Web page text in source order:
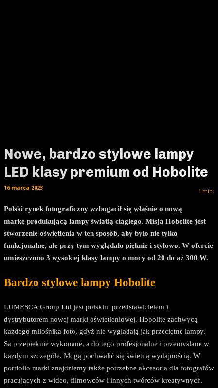
Nowe, bardzo stylowe lampy
LED klasy premium od Hobolite
1 min.
16 marca 2023
Polski rynek fotograficzny wzbogacił się właśnie o nową
markę produkującą lampy światłą ciągłego. Misją Hobolite jest
stworzenie oświetlenia w ten sposób, aby było nie tylko
funkcjonalne, ale przy tym wyglądało pięknie i stylowo. W ofercie
umieszczono 3 wysokiej klasy lampy o mocy od 20 do aż 300 W.
Bardzo stylowe lampy Hobolite
LUMESCA Group Ltd jest polskim przedstawicielem i
dystrybutorem nowej marki oświetleniowej. Hobolite zachwycą
każdego miłośnika foto, gdyż nie wyglądają jak przeciętne lampy.
Są przepięknie wykonane, a do tego profesjonalne i przemyślane w
każdym szczególe. Mogą pochwalić się świetną wydajnością. W
portfolio marki znajdziemy także potrzebne akcesoria dla fotografów
pracujących z wideo, filmowców i innych twórców kreatywnych.